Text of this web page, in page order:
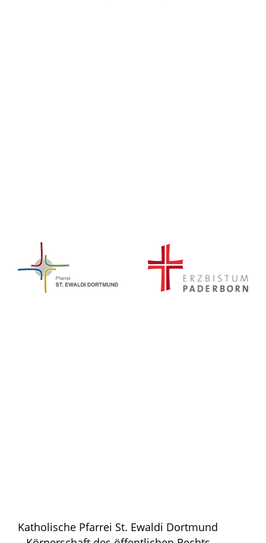
Katholische Pfarrei St. Ewaldi Dortmund